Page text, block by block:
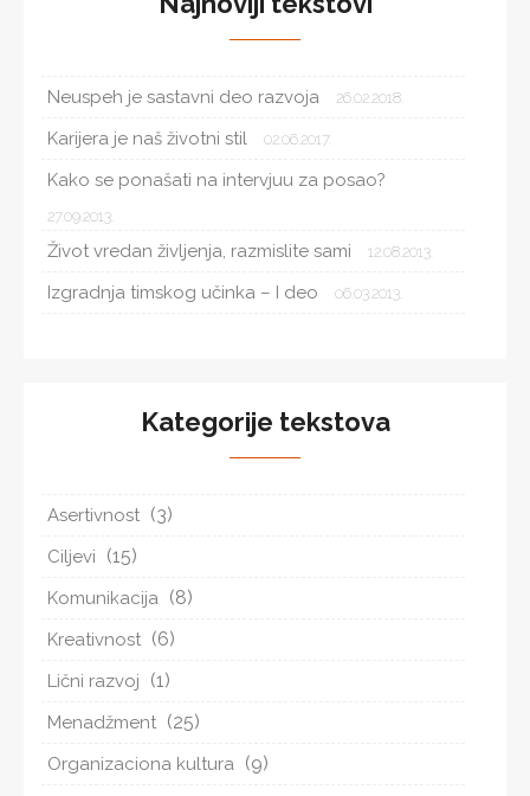
Neuspeh je sastavni deo razvoja 26.02.2018.
Karijera je naš životni stil 02.06.2017.
Kako se ponašati na intervjuu za posao?
27.09.2013.
Život vredan življenja, razmislite sami 12.08.2013.
Izgradnja timskog učinka – I deo 06.03.2013.
Kategorije tekstova
Asertivnost (3)
Ciljevi (15)
Komunikacija (8)
Kreativnost (6)
Lični razvoj (1)
Menadžment (25)
Organizaciona kultura (9)